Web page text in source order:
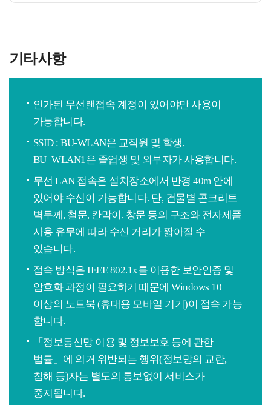
기타사항
인가된 무선랜접속 계정이 있어야만 사용이
가능합니다.
SSID : BU-WLAN은 교직원 및 학생,
BU_WLAN1은 졸업생 및 외부자가 사용합니다.
무선 LAN 접속은 설치장소에서 반경 40m 안에
있어야 수신이 가능합니다. 단, 건물별 콘크리트
벽두께, 철문, 칸막이, 창문 등의 구조와 전자제품
사용 유무에 따라 수신 거리가 짧아질 수
있습니다.
접속 방식은 IEEE 802.1x를 이용한 보안인증 및
암호화 과정이 필요하기 때문에 Windows 10
이상의 노트북 (휴대용 모바일 기기)이 접속 가능
합니다.
「정보통신망 이용 및 정보보호 등에 관한
법률」에 의거 위반되는 행위(정보망의 교란,
침해 등)자는 별도의 통보없이 서비스가
중지됩니다.